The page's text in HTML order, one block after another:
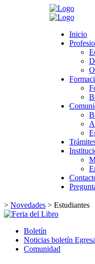
Inicio
Ecosistema
Directorio de
Becas para el
Bienvenido
Asociaciones
Egresados
Institucional
Encuesta única
Preguntas frecuentes
> Novedades > Estudiantes
Boletín
Noticias boletín
Comunidad